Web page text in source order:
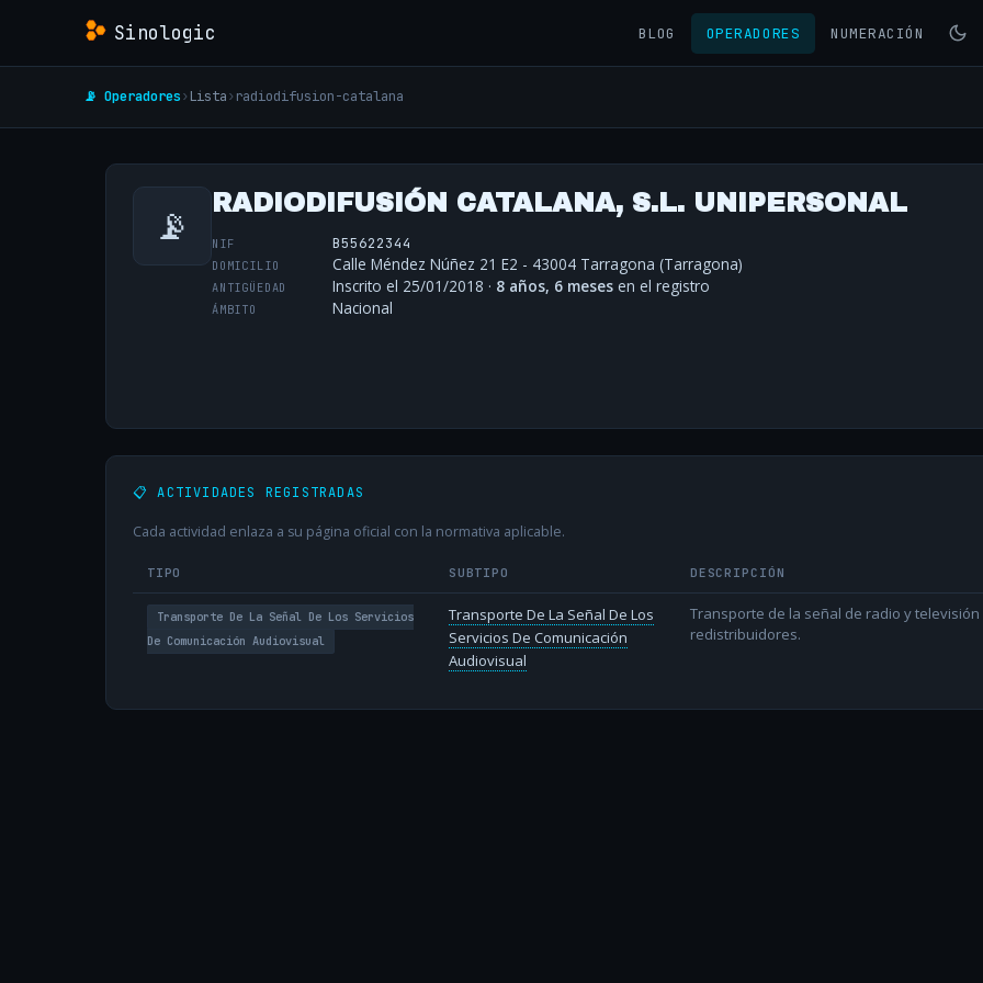
Sinologic BLOG OPERADORES NUMERACIÓN
📡 Operadores› Lista› radiodifusion-catalana
📡 RADIODIFUSIÓN CATALANA, S.L. UNIPERSONAL
NIF B55622344
DOMICILIO Calle Méndez Núñez 21 E2 - 43004 Tarragona (Tarragona)
ANTIGÜEDAD Inscrito el 25/01/2018 · 8 años, 6 meses en el registro
ÁMBITO Nacional
📋 ACTIVIDADES REGISTRADAS
Cada actividad enlaza a su página oficial con la normativa aplicable.
TIPO SUBTIPO DESCRIPCIÓN
Transporte De La Señal De Los Servicios
De Comunicación Audiovisual
Transporte De La Señal De Los
Servicios De Comunicación
Audiovisual
Transporte de la señal de radio y
redistribuidores.